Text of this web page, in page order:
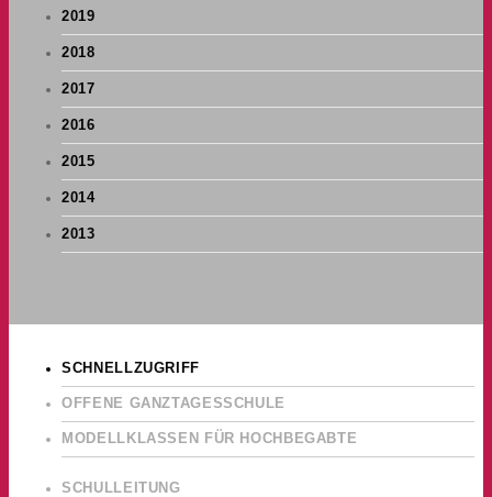
2019
2018
2017
2016
2015
2014
2013
SCHNELLZUGRIFF
OFFENE GANZTAGESSCHULE
MODELLKLASSEN FÜR HOCHBEGABTE
SCHULLEITUNG